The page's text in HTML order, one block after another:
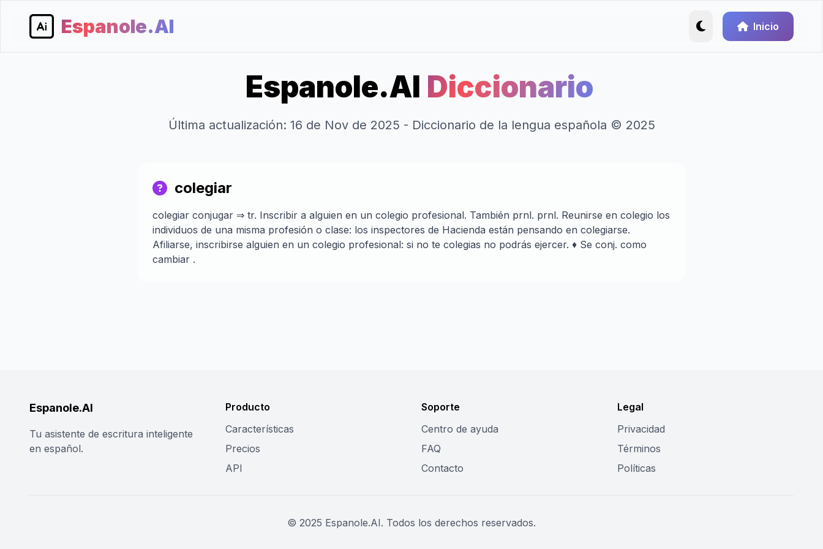
Espanole.AI Inicio
Espanole.AI Diccionario
Última actualización: 16 de Nov de 2025 - Diccionario de la lengua española © 2025
colegiar
colegiar conjugar ⇒ tr. Inscribir a alguien en un colegio profesional. También prnl. prnl. Reunirse en colegio los
individuos de una misma profesión o clase: los inspectores de Hacienda están pensando en colegiarse.
Afiliarse, inscribirse alguien en un colegio profesional: si no te colegias no podrás ejercer. ♦ Se conj. como
cambiar .
Espanole.AI
Tu asistente de escritura inteligente
en español.
Producto
Características
Precios
API
Soporte
Centro de ayuda
FAQ
Contacto
Legal
Privacidad
Términos
Políticas
© 2025 Espanole.AI. Todos los derechos reservados.